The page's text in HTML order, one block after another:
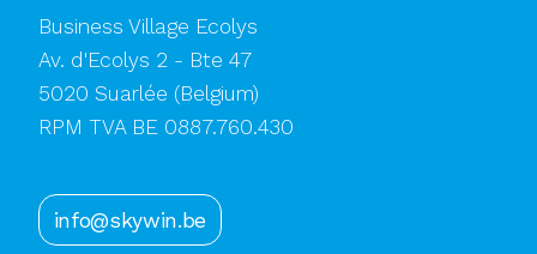
Business Village Ecolys
Av. d'Ecolys 2 - Bte 47
5020 Suarlée (Belgium)
RPM TVA BE 0887.760.430
info@skywin.be